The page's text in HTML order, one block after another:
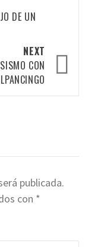
DE UN
NEXT
CON
publicada.
con *